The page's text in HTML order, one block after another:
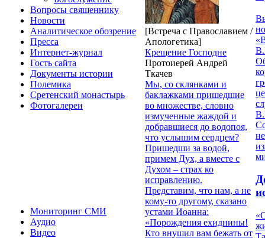
Вопросы священнику
Новости
Аналитическое обозрение
Пресса
Интернет-журнал
Гость сайта
Документы истории
Полемика
Сретенский монастырь
Фотогалереи
Мониторинг СМИ
Аудио
Видео
[Встреча с Православием /
Апологетика]
Крещение Господне
Протоиерей Андрей
Ткачев
Мы, со склянками и
баклажками пришедшие
во множестве, словно
измученные жаждой и
добравшиеся до водопоя,
что услышим сердцем?
Пришедши за водой,
примем Дух, а вместе с
Духом – страх ко
исправлению.
Представим, что нам, а не
кому-то другому, сказано
устами Иоанна:
«Порождения ехиднины!
Кто внушил вам бежать от